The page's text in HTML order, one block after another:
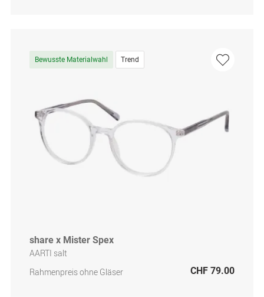
Bewusste Materialwahl Trend
share x Mister Spex
AARTI salt
Rahmenpreis ohne Gläser
CHF 79.00